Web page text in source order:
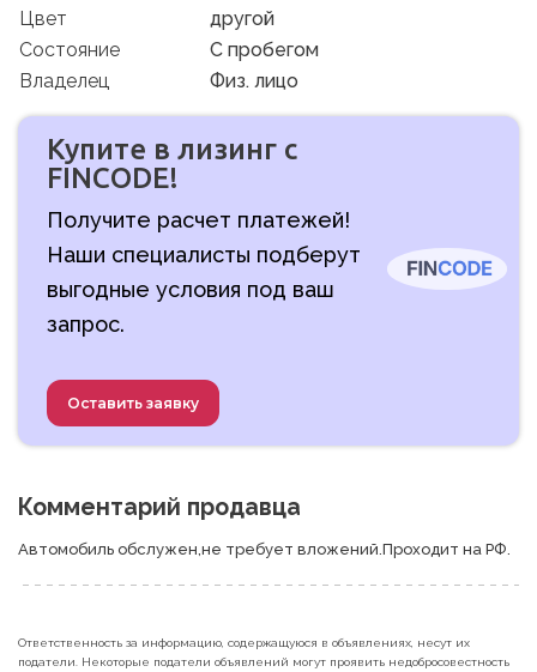
Цвет
другой
Состояние
C пробегом
Владелец
Физ. лицо
Купите в лизинг с
FINCODE!
Получите расчет платежей!
Наши специалисты подберут
выгодные условия под ваш
запрос.
Оставить заявку
Комментарий продавца
Автомобиль обслужен,не требует вложений.Проходит на РФ.
Ответственность за информацию, содержащуюся в объявлениях, несут их
податели. Некоторые податели объявлений могут проявить недобросовестность